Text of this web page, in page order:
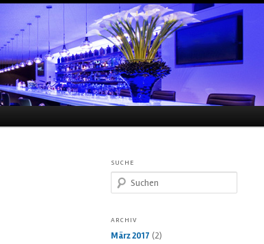
SUCHE
Suchen
ARCHIV
März 2017 (2)